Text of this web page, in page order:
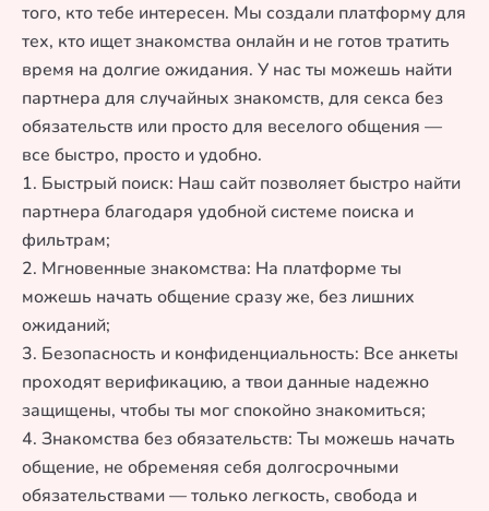
того, кто тебе интересен. Мы создали платформу для
тех, кто ищет знакомства онлайн и не готов тратить
время на долгие ожидания. У нас ты можешь найти
партнера для случайных знакомств, для секса без
обязательств или просто для веселого общения —
все быстро, просто и удобно.
1. Быстрый поиск: Наш сайт позволяет быстро найти
партнера благодаря удобной системе поиска и
фильтрам;
2. Мгновенные знакомства: На платформе ты
можешь начать общение сразу же, без лишних
ожиданий;
3. Безопасность и конфиденциальность: Все анкеты
проходят верификацию, а твои данные надежно
защищены, чтобы ты мог спокойно знакомиться;
4. Знакомства без обязательств: Ты можешь начать
общение, не обременяя себя долгосрочными
обязательствами — только легкость, свобода и